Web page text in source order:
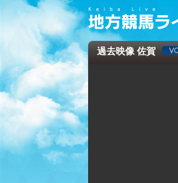
過去映像 佐賀